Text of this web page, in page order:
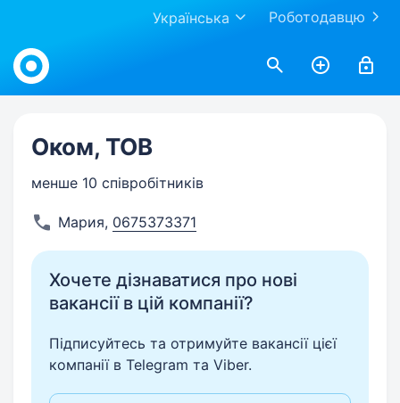
Роботодавцю
Українська
Work.ua
Оком, ТОВ
менше 10 співробітників
Мария, 0675373371
Хочете дізнаватися про нові
вакансії в цій компанії?
Підписуйтесь та отримуйте вакансії цієї
компанії в Telegram та Viber.